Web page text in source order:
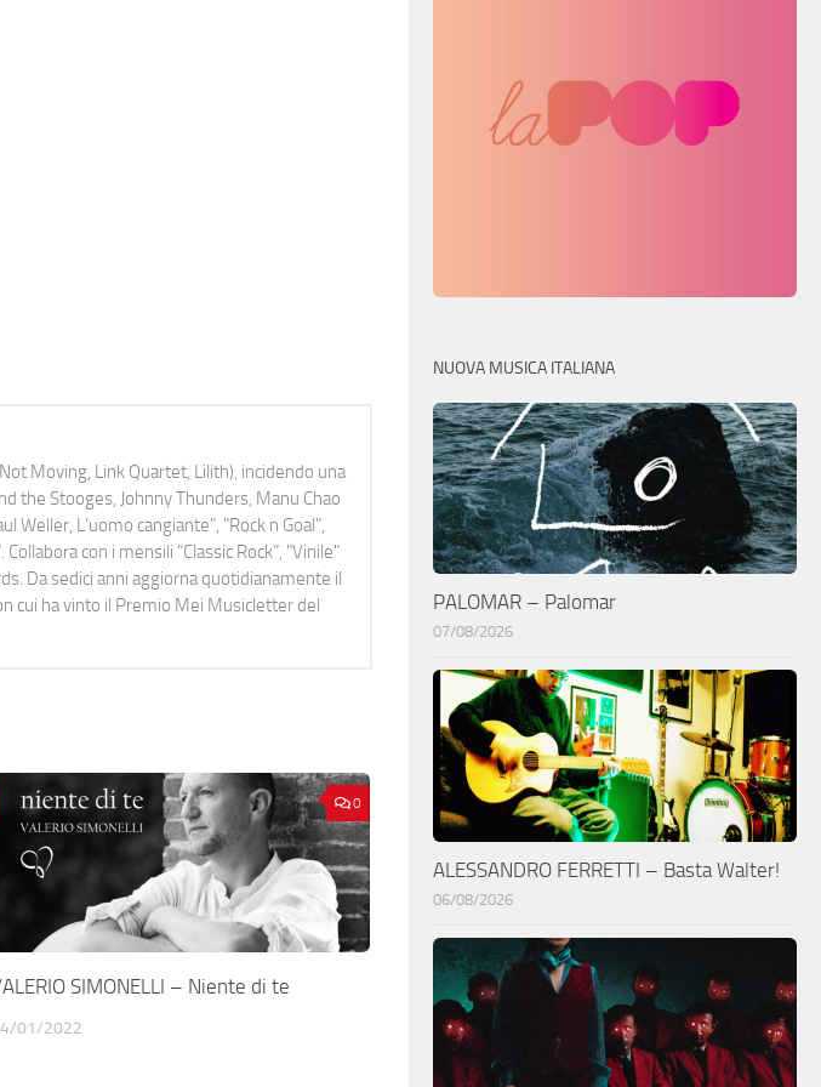
Moving, Link Quartet, Lilith), incidendo una
the Stooges, Johnny Thunders, Manu Chao
Weller, L’uomo cangiante", "Rock n Goal",
con i mensili “Classic Rock”, "Vinile"
Da sedici anni aggiorna quotidianamente il
cui ha vinto il Premio Mei Musicletter del
0
SIMONELLI – Niente di te
01/2022
NUOVA MUSICA ITALIANA
PALOMAR – Palomar
07/08/2026
ALESSANDRO FERRETTI – Basta Walter!
06/08/2026